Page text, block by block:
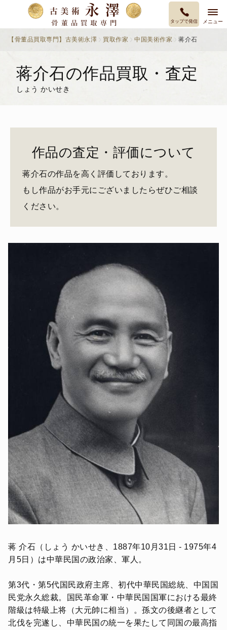
タップで発信 メニュー
【骨董品買取専門】古美術永澤 買取作家 中国美術作家 蒋介石
蒋介石の作品買取・査定
しょう かいせき
作品の査定・評価について
蒋介石の作品を高く評価しております。
もし作品がお手元にございましたらぜひご相談
ください。
蒋 介石（しょう かいせき、1887年10月31日 - 1975年4
月5日）は中華民国の政治家、軍人。
第3代・第5代国民政府主席、初代中華民国総統、中国国
民党永久総裁。国民革命軍・中華民国国軍における最終
階級は特級上将（大元帥に相当）。孫文の後継者として
北伐を完遂し、中華民国の統一を果たして同国の最高指